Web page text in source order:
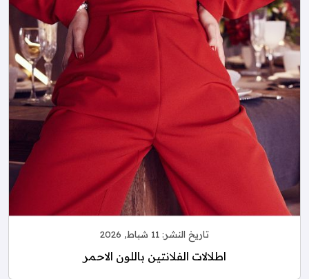
تاريخ النشر: 11 شباط, 2026
اطلالات الفلانتين باللون الاحمر